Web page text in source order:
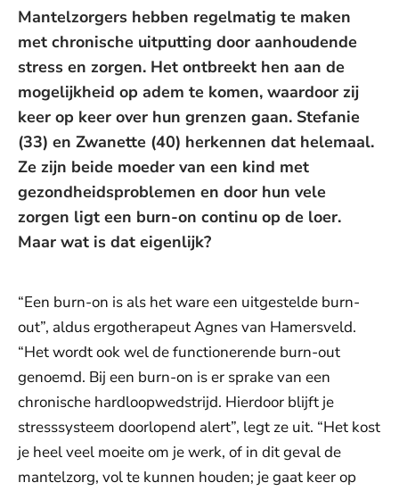
Mantelzorgers hebben regelmatig te maken
met chronische uitputting door aanhoudende
stress en zorgen. Het ontbreekt hen aan de
mogelijkheid op adem te komen, waardoor zij
keer op keer over hun grenzen gaan. Stefanie
(33) en Zwanette (40) herkennen dat helemaal.
Ze zijn beide moeder van een kind met
gezondheidsproblemen en door hun vele
zorgen ligt een burn-on continu op de loer.
Maar wat is dat eigenlijk?
“Een burn-on is als het ware een uitgestelde burn-
out”, aldus ergotherapeut Agnes van Hamersveld.
“Het wordt ook wel de functionerende burn-out
genoemd. Bij een burn-on is er sprake van een
chronische hardloopwedstrijd. Hierdoor blijft je
stresssysteem doorlopend alert”, legt ze uit. “Het kost
je heel veel moeite om je werk, of in dit geval de
mantelzorg, vol te kunnen houden; je gaat keer op